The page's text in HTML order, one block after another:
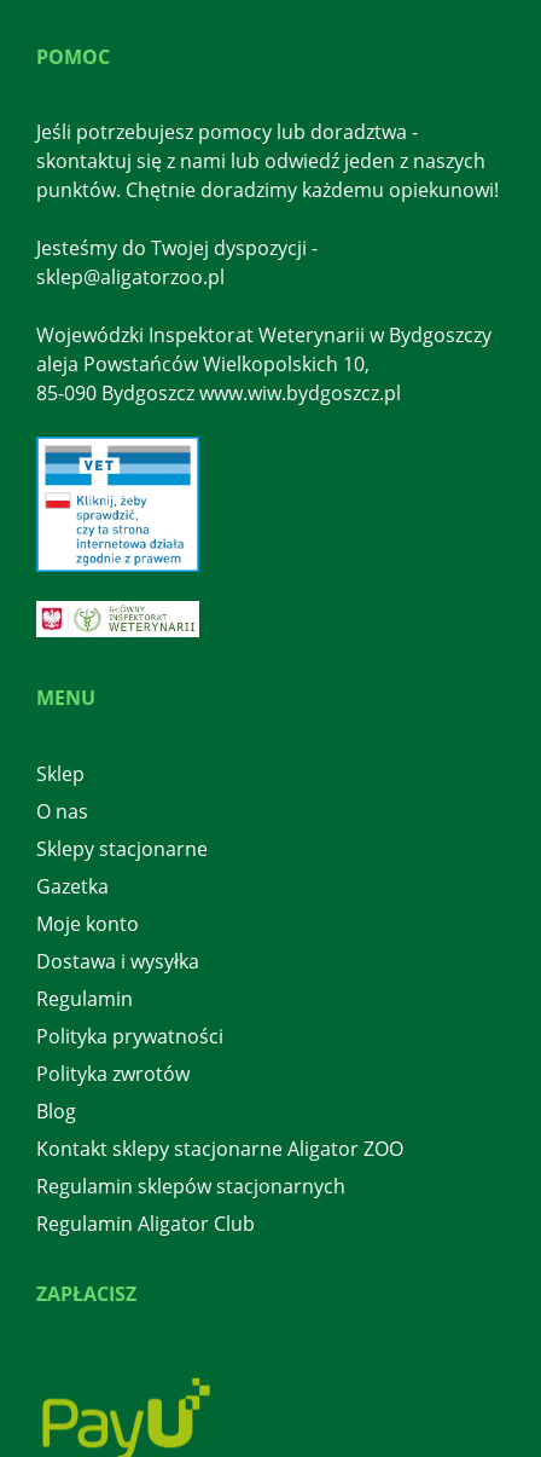
MENU
Sklep
O nas
Sklepy stacjonarne
Gazetka
Moje konto
Dostawa i wysyłka
Regulamin
Polityka prywatności
Polityka zwrotów
Blog
Kontakt sklepy stacjonarne Aligator ZOO
Regulamin sklepów stacjonarnych
Regulamin Aligator Club
ZAPŁACISZ
POMOC
Jeśli potrzebujesz pomocy lub doradztwa -
skontaktuj się z nami lub odwiedź jeden z naszych
punktów. Chętnie doradzimy każdemu opiekunowi!
Jesteśmy do Twojej dyspozycji -
sklep@aligatorzoo.pl
Wojewódzki Inspektorat Weterynarii w Bydgoszczy
aleja Powstańców Wielkopolskich 10,
85-090 Bydgoszcz www.wiw.bydgoszcz.pl